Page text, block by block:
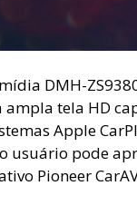
DMH-
ampla tela HD
Apple
usuário pode
Pioneer